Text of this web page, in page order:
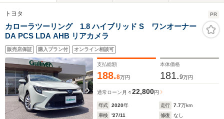
トヨタ PR
カローラツーリング 1.8 ハイブリッド S ワンオーナー
DA PCS LDA AHB リアカメラ
販売店保証 購入プラン付 オンライン相談可
支払総額
188.8万円
本体価格
181.9万円
通常ローン 月々22,800円
年式 2020年 走行 7.7万km
車検
'27/11 修復
なし